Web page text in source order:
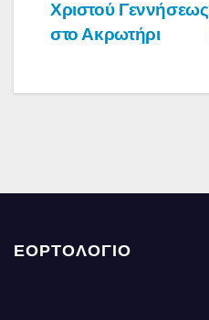
άρθρων
Χριστού Γεννήσεως
στο Ακρωτήρι
ΕΟΡΤΟΛΟΓΙΟ